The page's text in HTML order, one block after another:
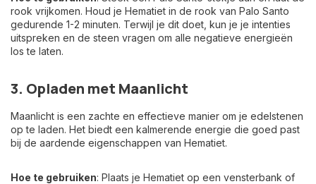
rook vrijkomen. Houd je Hematiet in de rook van Palo Santo
gedurende 1-2 minuten. Terwijl je dit doet, kun je je intenties
uitspreken en de steen vragen om alle negatieve energieën
los te laten.
3. Opladen met Maanlicht
Maanlicht is een zachte en effectieve manier om je edelstenen
op te laden. Het biedt een kalmerende energie die goed past
bij de aardende eigenschappen van Hematiet.
Hoe te gebruiken: Plaats je Hematiet op een vensterbank of